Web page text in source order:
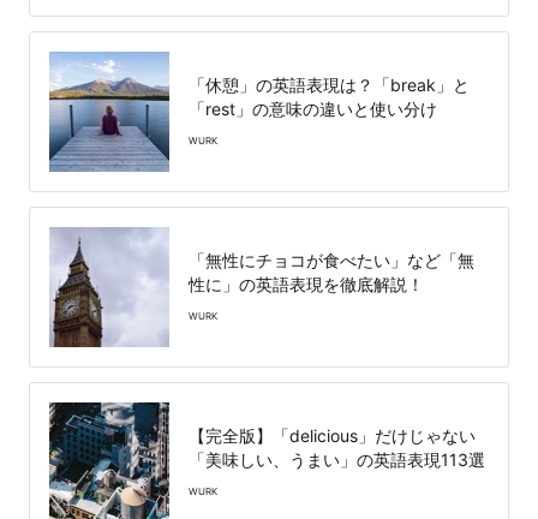
「休憩」の英語表現は？「break」と
「rest」の意味の違いと使い分け
WURK
「無性にチョコが食べたい」など「無
性に」の英語表現を徹底解説！
WURK
【完全版】「delicious」だけじゃない
「美味しい、うまい」の英語表現113選
WURK